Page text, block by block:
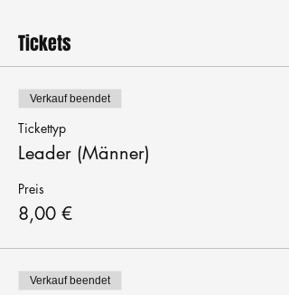
Tickets
Verkauf beendet
Tickettyp
Leader (Männer)
Preis
8,00 €
Verkauf beendet